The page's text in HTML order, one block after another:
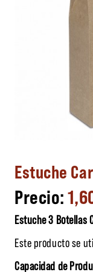
Estuche
Estuche 3 Botellas
Este producto se
Capacidad de